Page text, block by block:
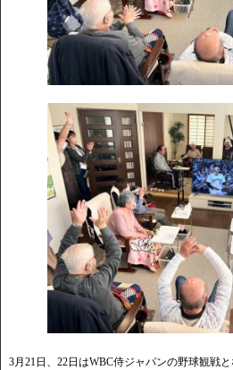
3月21日、22日はWBC侍ジャパンの野球観戦